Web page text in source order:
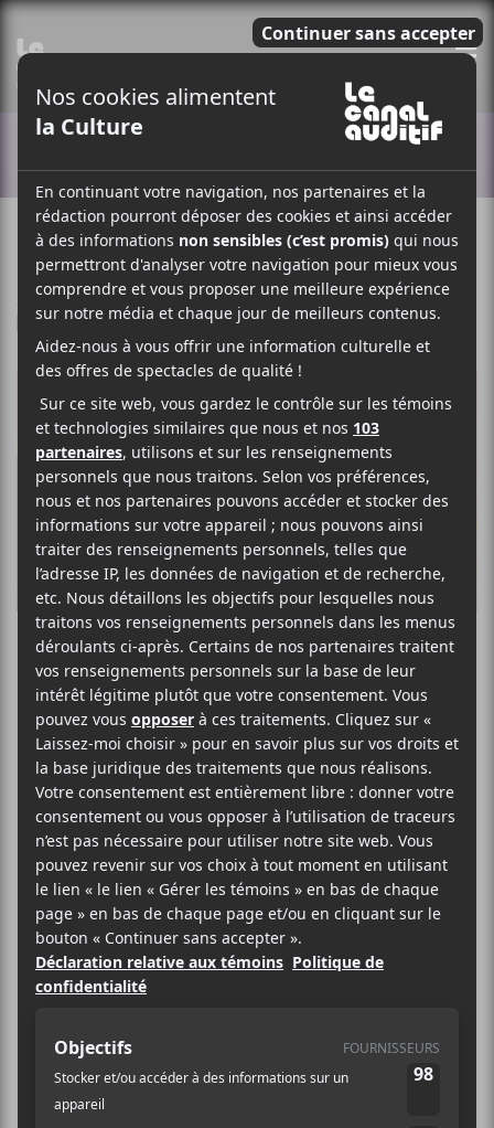
13 AVRIL 2022
PARMYRIAM BERCIER
/ FESTIVAL
/ FRANCOPHONE
F
A
C
E
B
O
K
T
W
I
T
T
E
P
A
R
T
A
G
E
R
Les Francos
annoncent leur
programmation
en salle
Pour sa 33eédition, Les Francos
proposeront près d’une quarantaine
2022.
Pour son édition 2022, Les Francos présenteront des